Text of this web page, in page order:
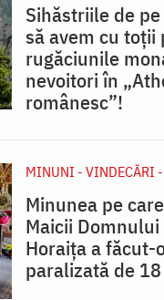
Sihăstriile de
să avem cu toții
rugăciunile
nevoitori în
românesc”!
MINUNI - VINDECĂRI
Minunea pe
Maicii
Horaița a făcut-
paralizată de